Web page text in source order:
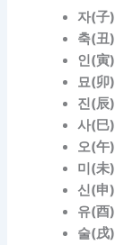
자(子)
축(丑)
인(寅)
묘(卯)
진(辰)
사(巳)
오(午)
미(未)
신(申)
유(酉)
술(戌)